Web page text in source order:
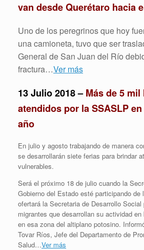
van desde Querétaro hacia
Uno de los peregrinos que hoy
una camioneta, tuvo que ser
General de San Juan del Río
fractura…Ver más
13 Julio 2018 –Más de 5 mil
atendidos por la SSASLP
año
En julio y agosto trabajando de manera
se desarrollarán siete ferias para brindar
vulnerables.
Será el próximo 18 de julio cuando la
Gobierno del Estado esté participando de
ofertará la Secretaria de Desarrollo Social
migrantes que desarrollan su actividad
en esa zona del altiplano potosino.
Tovar Ríos, Jefe del Departamento de
Salud…Ver más